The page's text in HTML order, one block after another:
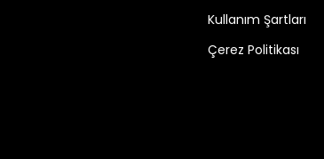
Kullanım Şartları
Çerez Politikası